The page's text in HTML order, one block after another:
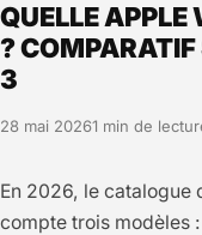
QUELLE
? COMPARATIF
3
28 mai 20261 min de
En 2026, le catalogue
compte trois modèles